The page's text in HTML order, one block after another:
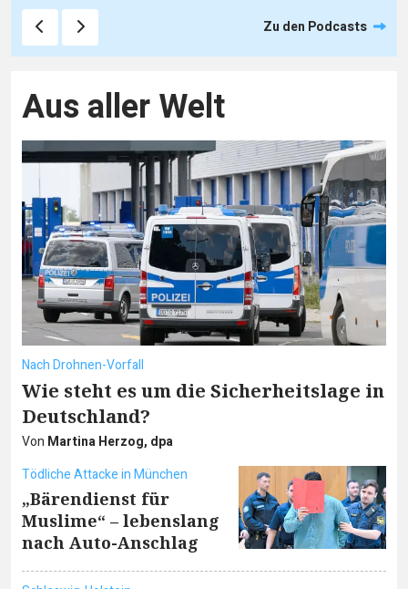
Zu den Podcasts
Aus aller Welt
Nach Drohnen-Vorfall
Wie steht es um die Sicherheitslage in
Deutschland?
Von Martina Herzog, dpa
Tödliche Attacke in München
„Bärendienst für
Muslime“ – lebenslang
nach Auto-Anschlag